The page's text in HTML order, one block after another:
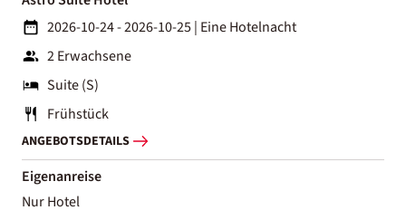
2026-10-24 - 2026-10-25| Eine Hotelnacht
2 Erwachsene
Suite (S)
Frühstück
ANGEBOTSDETAILS
Eigenanreise
Nur Hotel